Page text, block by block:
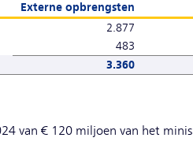
Externe opbrengsten
2.877
483
3.360
van € 120 miljoen van het